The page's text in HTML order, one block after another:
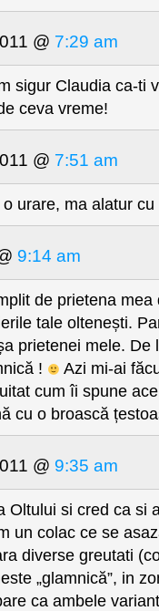
@ 7:29 am
sigur Claudia ca-ti
ceva vreme!
@ 7:51 am
urare, ma alatur
9:14 am
de prietena
tale oltenești.
prietenei mele. De
!
Azi mi-ai
cum îi spune
cu o broască
@ 9:35 am
Oltului si cred ca si
un colac ce se
diverse greutati
„glamnică”, in
ca ambele